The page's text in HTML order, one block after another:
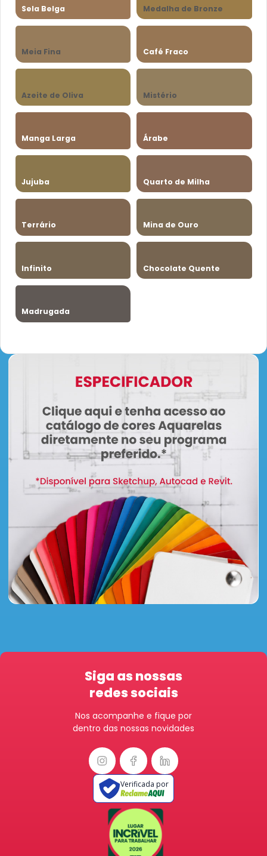
Sela Belga Medalha de Bronze
Meia Fina Café Fraco
Azeite de Oliva Mistério
Manga Larga Árabe
Jujuba Quarto de Milha
Terrário Mina de Ouro
Infinito Chocolate Quente
Madrugada
Siga as nossas
redes sociais
Nos acompanhe e fique por
dentro das nossas novidades
Verificada por